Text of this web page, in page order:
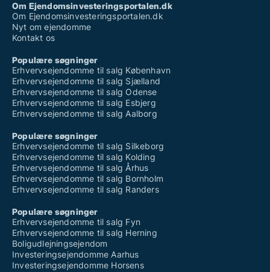
Om Ejendomsinvesteringsportalen.dk
Om Ejendomsinvesteringsportalen.dk
Nyt om ejendomme
Kontakt os
Populære søgninger
Erhvervsejendomme til salg København
Erhvervsejendomme til salg Sjælland
Erhvervsejendomme til salg Odense
Erhvervsejendomme til salg Esbjerg
Erhvervsejendomme til salg Aalborg
Populære søgninger
Erhvervsejendomme til salg Silkeborg
Erhvervsejendomme til salg Kolding
Erhvervsejendomme til salg Århus
Erhvervsejendomme til salg Bornholm
Erhvervsejendomme til salg Randers
Populære søgninger
Erhvervsejendomme til salg Fyn
Erhvervsejendomme til salg Herning
Boligudlejningsejendom
Investeringsejendomme Aarhus
Investeringsejendomme Horsens